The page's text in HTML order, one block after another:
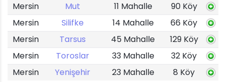
Mersin
Mut 11 Mahalle
90 Köy
Mersin
Silifke 14 Mahalle
66 Köy
Mersin
Tarsus 45 Mahalle
129 Köy
Mersin
Toroslar 33 Mahalle
32 Köy
Mersin
Yenişehir 23 Mahalle 8 Köy